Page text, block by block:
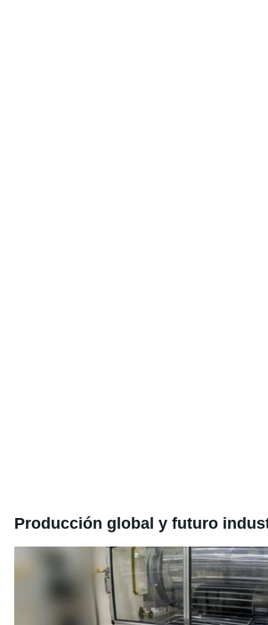
Producción global y futuro